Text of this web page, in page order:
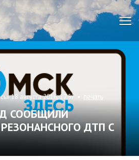
18 августа 2016, 12:57 • печать
СООБЩИЛИ
ДТП С